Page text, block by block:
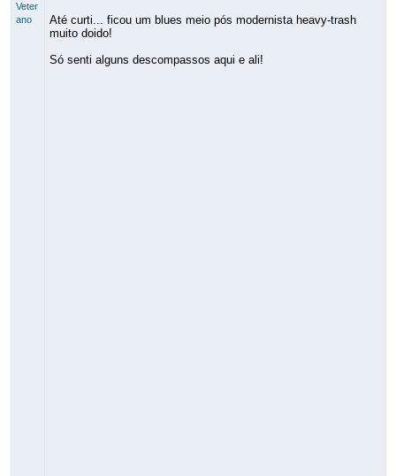
Veter
ano
Até curti... ficou um blues meio pós modernista heavy-trash
muito doido!
Só senti alguns descompassos aqui e ali!